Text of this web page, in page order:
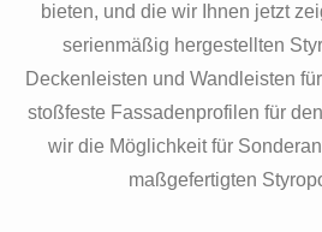
bieten, und die wir Ihnen jetzt
serienmäßig hergestellten
Deckenleisten und Wandleisten
stoßfeste Fassadenprofilen für
wir die Möglichkeit für
maßgefertigten